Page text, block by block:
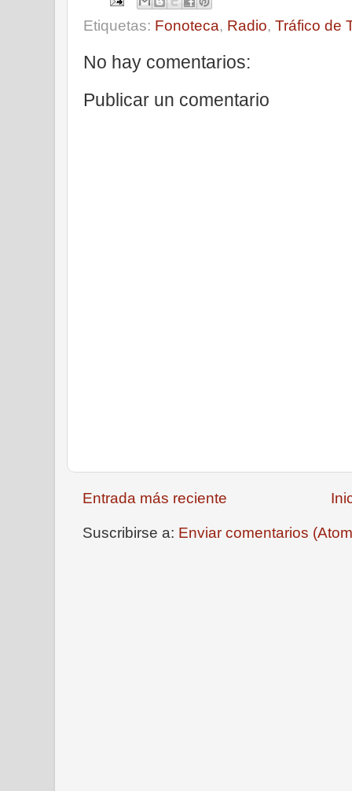
Etiquetas: Fonoteca, Radio, Tráfico de
No hay comentarios:
Publicar un comentario
Entrada más reciente
Suscribirse a: Enviar comentarios